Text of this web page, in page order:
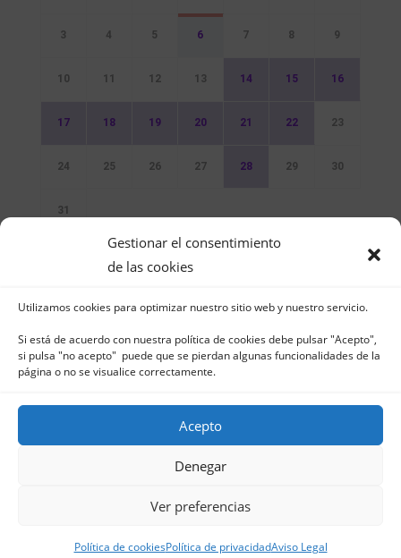
Gestionar el consentimiento
de las cookies
Utilizamos cookies para optimizar nuestro sitio web y nuestro servicio.
Si está de acuerdo con nuestra política de cookies debe pulsar "Acepto",
si pulsa "no acepto" puede que se pierdan algunas funcionalidades de la
página o no se visualice correctamente.
Acepto
Denegar
Ver preferencias
Política de cookiesPolítica de privacidadAviso Legal
3 4 5 6 7 8 9
10 11 12 13 14 15 16
17 18 19 20 21 22 23
24 25 26 27 28 29 30
31
Sin Eventos
Club Naútico de Jávea - Muelle Norte s/n |
03730 Jávea – España | Tel. 965 791 025 | Fax.
965 796 008 | info@cnjavea.net
de Cookies